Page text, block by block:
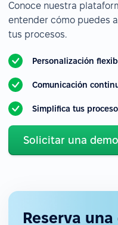
Conoce nuestra
entender cómo puedes
tus procesos.
Personalización
Comunicación
Simplifica tus
Solicitar una demo
Reserva